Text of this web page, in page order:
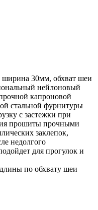
30мм, обхват шеи
нейлоновый
капроновой
стальной фурнитуры
с застежки при
прошиты прочными
заклепок,
недолгого
для прогулок и
по обхвату шеи